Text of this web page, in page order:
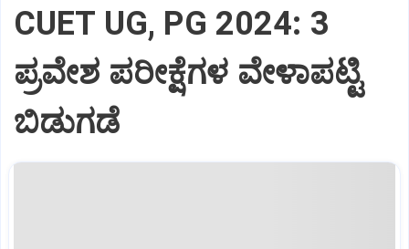
CUET UG, PG 2024: 3
ಪ್ರವೇಶ ಪರೀಕ್ಷೆಗಳ ವೇಳಾಪಟ್ಟಿ
ಬಿಡುಗಡೆ